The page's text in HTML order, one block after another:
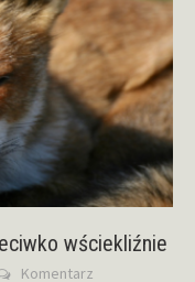
wściekliźnie
Komentarz